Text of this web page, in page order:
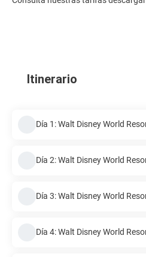
Itinerario
Día 1: Walt Disney World
Día 2: Walt Disney World
Día 3: Walt Disney World
Día 4: Walt Disney World